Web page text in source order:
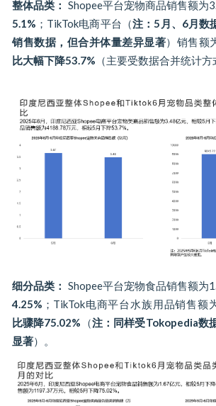
整体品类： Shopee平台宠物商品销售额为
5.1% ；TikTok电商平台（注：5月、6月数
销售数据，但合并体量差异显著）销售额
比大幅下降53.7% （主要受数据合并统计方
细分品类： Shopee平台宠物食品销售额为
4.25% ；TikTok电商平台水族用品销售额
比骤降75.02% （注：同样受Tokopedia数
显著）。